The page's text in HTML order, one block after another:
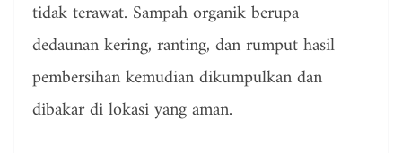
tidak terawat. Sampah organik berupa
dedaunan kering, ranting, dan rumput hasil
pembersihan kemudian dikumpulkan dan
dibakar di lokasi yang aman.